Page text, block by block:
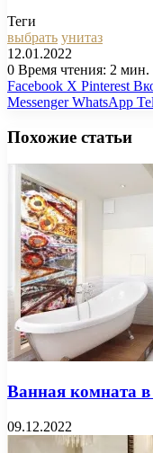
Теги
выбрать унитаз
12.01.2022
0 Время чтения: 2 мин.
Facebook X Pinterest
Messenger WhatsApp
Похожие статьи
Ванная комната
09.12.2022